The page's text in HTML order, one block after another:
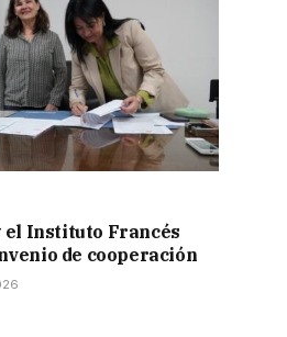
el Instituto Francés
de cooperación